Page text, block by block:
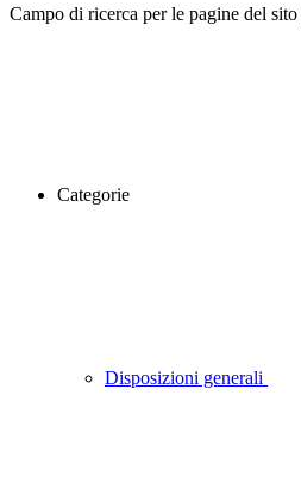
Campo di ricerca per le pagine del sito
Categorie
Disposizioni generali